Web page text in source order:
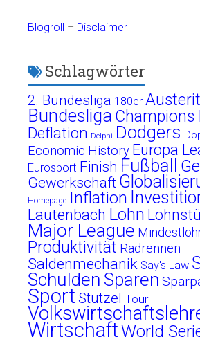
Blogroll – Disclaimer
Schlagwörter
2. Bundesliga 180er
Bundesliga Champions
Deflation Delphi Dodgers
Economic History Europa
Eurosport Finish Fußball
Gewerkschaft
Homepage Inflation
Lautenbach Lohn
Major League
Produktivität Radrennen
Saldenmechanik Say's Law
Schulden Sparen
Sport Stützel Tour
WirtschaftWorld